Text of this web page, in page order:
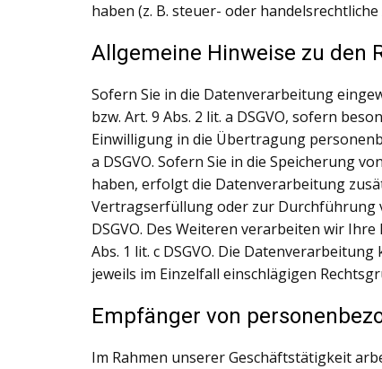
haben (z. B. steuer- oder
Allgemeine Hinweise zu den
Sofern Sie in die Datenverarbeitung
bzw. Art. 9 Abs. 2 lit. a DSGVO, sofern
Einwilligung in die Übertragung
a DSGVO. Sofern Sie in die Speicherung
haben, erfolgt die Datenverarbeitung
Vertragserfüllung oder zur Durchführung
DSGVO. Des Weiteren verarbeiten wir
Abs. 1 lit. c DSGVO. Die
jeweils im Einzelfall einschlägigen
Empfänger von
Im Rahmen unserer Geschäftstätigkeit